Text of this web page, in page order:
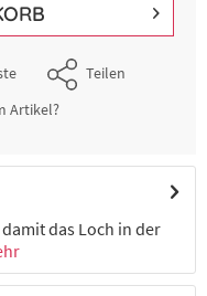
Teilen
Artikel?
das Loch in der